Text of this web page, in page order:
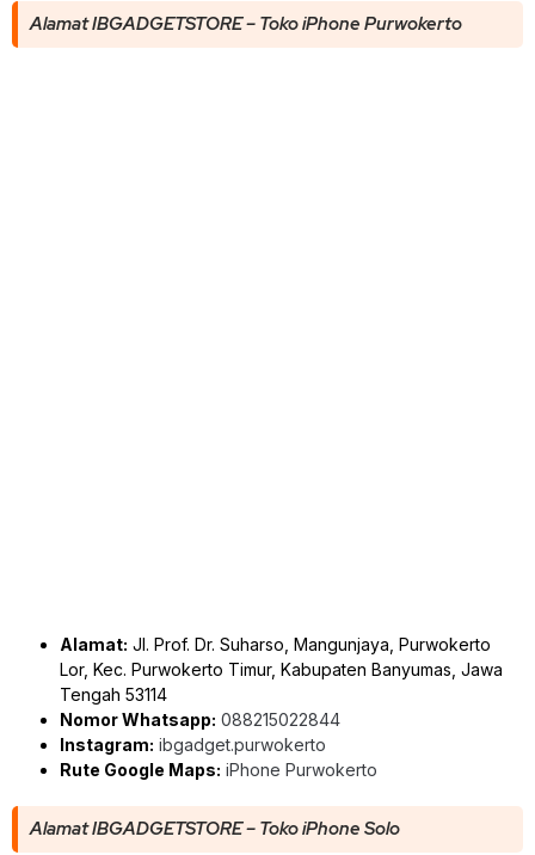
Alamat IBGADGETSTORE – Toko iPhone Purwokerto
Alamat: Jl. Prof. Dr. Suharso, Mangunjaya, Purwokerto
Lor, Kec. Purwokerto Timur, Kabupaten Banyumas, Jawa
Tengah 53114
Nomor Whatsapp: 088215022844
Instagram: ibgadget.purwokerto
Rute Google Maps: iPhone Purwokerto
Alamat IBGADGETSTORE – Toko iPhone Solo